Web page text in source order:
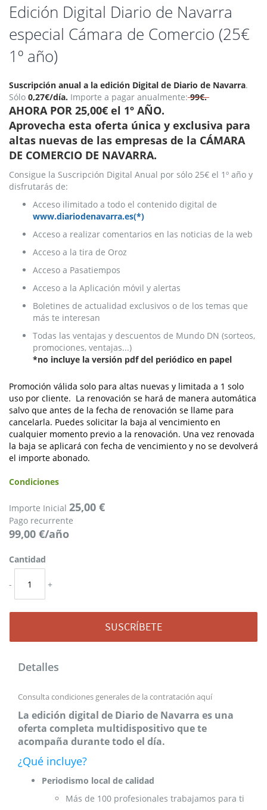
Edición Digital Diario de Navarra
especial Cámara de Comercio (25€
1º año)
Suscripción anual a la edición Digital de Diario de Navarra.
Sólo 0,27€/día. Importe a pagar anualmente: 99€.
AHORA POR 25,00€ el 1º AÑO.
Aprovecha esta oferta única y exclusiva para
altas nuevas de las empresas de la CÁMARA
DE COMERCIO DE NAVARRA.
Consigue la Suscripción Digital Anual por sólo 25€ el 1º año y
disfrutarás de:
Acceso ilimitado a todo el contenido digital de
www.diariodenavarra.es(*)
Acceso a realizar comentarios en las noticias de la web
Acceso a la tira de Oroz
Acceso a Pasatiempos
Acceso a la Aplicación móvil y alertas
Boletines de actualidad exclusivos o de los temas que
más te interesan
Todas las ventajas y descuentos de Mundo DN (sorteos,
promociones, ventajas...)
*no incluye la versión pdf del periódico en papel
Promoción válida solo para altas nuevas y limitada a 1 solo
uso por cliente. La renovación se hará de manera automática
salvo que antes de la fecha de renovación se llame para
cancelarla. Puedes solicitar la baja al vencimiento en
cualquier momento previo a la renovación. Una vez renovada
la baja se aplicará con fecha de vencimiento y no se devolverá
el importe abonado.
Condiciones
Importe Inicial 25,00 €
Pago recurrente
99,00 €/año
Cantidad
- +
SUSCRÍBETE
Saltar
al
comienzo
de
la
imágenes
Detalles
Consulta condiciones generales de la contratación aquí
La edición digital de Diario de Navarra es una
oferta completa multidispositivo que te
acompaña durante todo el día.
¿Qué incluye?
Periodismo local de calidad
Más de 100 profesionales trabajamos para ti